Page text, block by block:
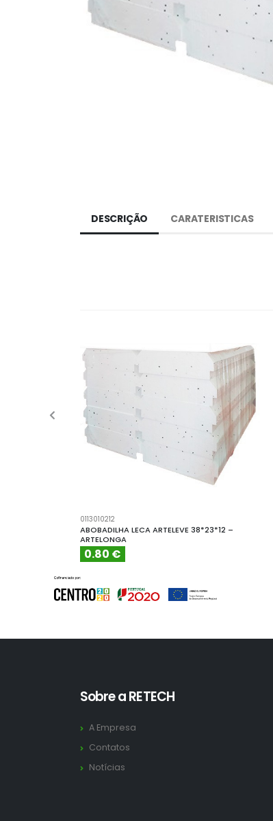
DESCRIÇÃO CARATERISTICAS
0113010212
ABOBADILHA LECA ARTELEVE 38*23*12 –
ARTELONGA
0.80 €
Sobre a RETECH
A Empresa
Contatos
Notícias